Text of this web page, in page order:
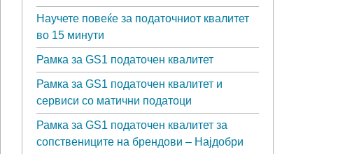
Научете повеќе за податочниот квалитет
во 15 минути
Рамка за GS1 податочен квалитет
Рамка за GS1 податочен квалитет и
сервиси со матични податоци
Рамка за GS1 податочен квалитет за
сопствениците на брендови – Најдобри